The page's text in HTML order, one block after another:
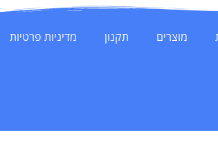
מוצרים תקנון מדיניות פרטיות